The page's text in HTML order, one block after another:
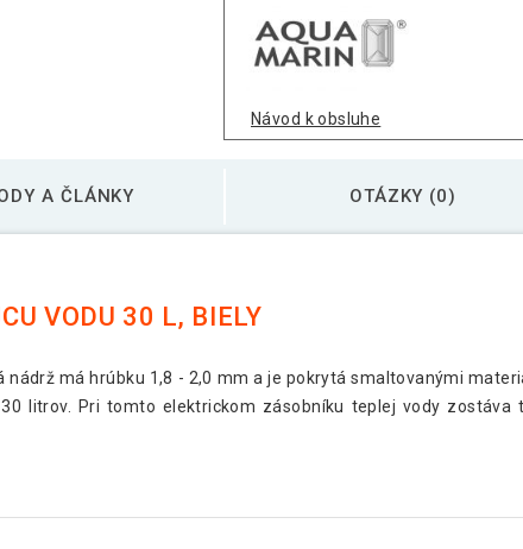
Návod k obsluhe
A ČLÁNKY OTÁZKY (0)
VODU 30 L, BIELY
má hrúbku 1,8 - 2,0 mm a je pokrytá smaltovanými
litrov. Pri tomto elektrickom zásobníku teplej vody zostáva